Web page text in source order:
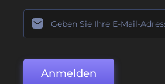
Anmelden